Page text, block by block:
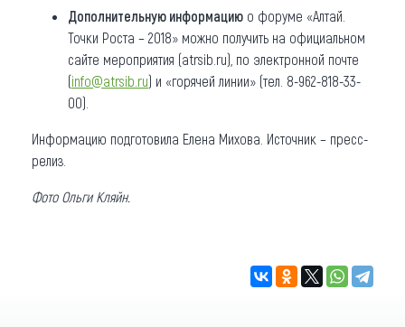
Дополнительную информацию о форуме «Алтай.
Точки Роста – 2018» можно получить на официальном
сайте мероприятия (atrsib.ru), по электронной почте
(info@atrsib.ru) и «горячей линии» (тел. 8-962-818-33-
00).
Информацию подготовила Елена Михова. Источник – пресс-
релиз.
Фото Ольги Кляйн.